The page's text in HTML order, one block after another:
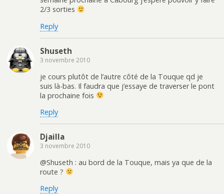
2/3 sorties
Reply
Shuseth
3 novembre 2010
je cours plutôt de l’autre côté de la Touque qd je
suis là-bas. Il faudra que j’essaye de traverser le pont
la prochaine fois
Reply
Djailla
3 novembre 2010
@Shuseth : au bord de la Touque, mais ya que de la
route ?
Reply